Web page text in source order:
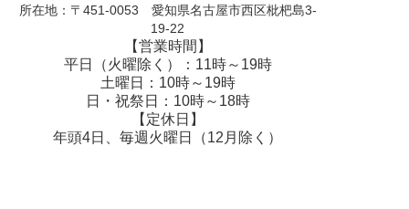
所在地：〒451-0053 愛知県名古屋市西区枇杷島3-
19-22
【営業時間】
平日（火曜除く）：11時～19時
土曜日：10時～19時
日・祝祭日：10時～18時
【定休日】
年頭4日、毎週火曜日（12月除く）